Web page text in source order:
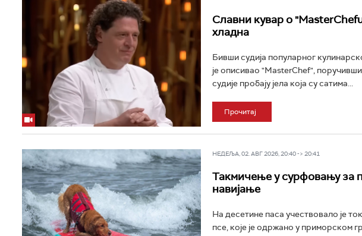
Славни кувар о
хладна
Бивши судија популарног
је описивао "MasterChef",
судије пробају јела која су сатима...
Прочитај
НЕДЕЉА, 02. АВГ 2026, 20:40 -> 20:41
Такмичење у сурфовању за
навијање
На десетине паса учествовало је
псе, које је одржано у приморском